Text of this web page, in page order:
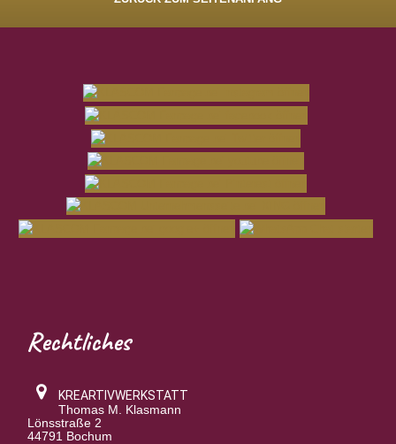
Rechtliches
KREARTIVWERKSTATT
Thomas M. Klasmann
Lönsstraße 2
44791 Bochum